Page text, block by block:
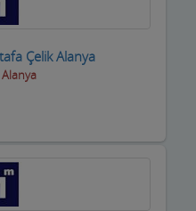
Çelik Alanya